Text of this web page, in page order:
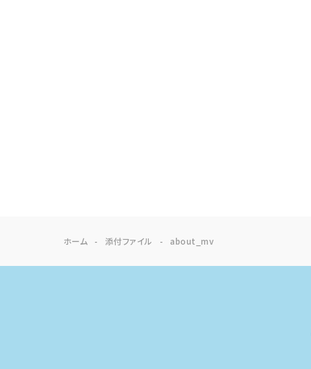
ホーム 添付ファイル about_mv